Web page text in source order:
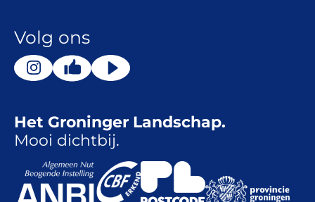
Het Groninger Landschap.
Mooi dichtbij.
Volg ons